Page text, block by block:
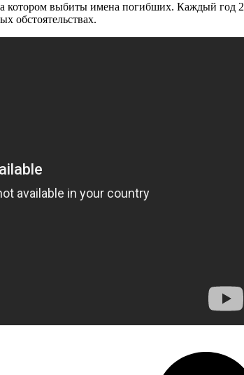
выбиты имена погибших. Каждый год
обстоятельствах.